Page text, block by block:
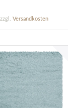
zzgl. Versandkosten